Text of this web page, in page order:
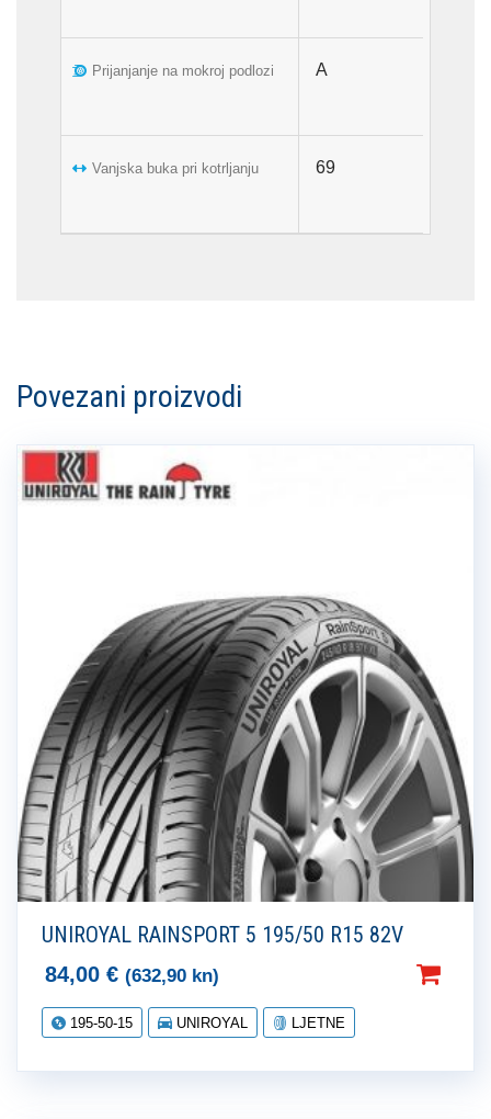
Prijanjanje na mokroj podlozi
Vanjska buka pri kotrljanju
A
69
Povezani proizvodi
UNIROYAL RAINSPORT 5 195/50 R15 82V
84,00 € (632,90 kn)
195-50-15 UNIROYAL LJETNE